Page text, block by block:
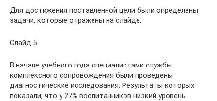
Для достижения поставленной цели были определены
задачи, которые отражены на слайде:
Слайд 5
В начале учебного года специалистами службы
комплексного сопровождения были проведены
диагностические исследования: Результаты которых
показали, что у 27% воспитанников низкий уровень